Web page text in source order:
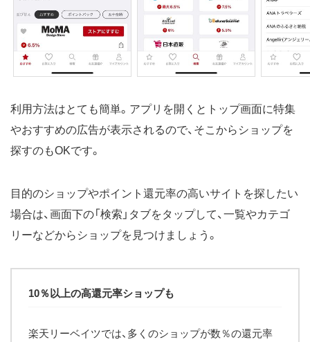
利用方法はとても簡単。アプリを開くとトップ画面に特集
やおすすめの広告が表示されるので、そこからショップを
探すのもOKです。
目的のショップやポイント還元率の高いサイトを探したい
場合は、画面下の「検索」タブをタップして、一覧やカテゴ
リーなどからショップを見つけましょう。
10％以上の高還元率ショップも
楽天リーベイツでは、多くのショップが数％の還元率